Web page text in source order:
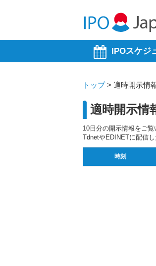
IPOスケジ
トップ> 適時開示情
適時開示情
10日分の開示情報をご覧
TdnetやEDINETに配信
時刻